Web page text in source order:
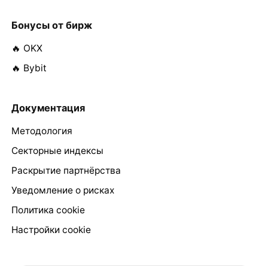
Бонусы от бирж
🔥 OKX
🔥 Bybit
Документация
Методология
Секторные индексы
Раскрытие партнёрства
Уведомление о рисках
Политика cookie
Настройки cookie